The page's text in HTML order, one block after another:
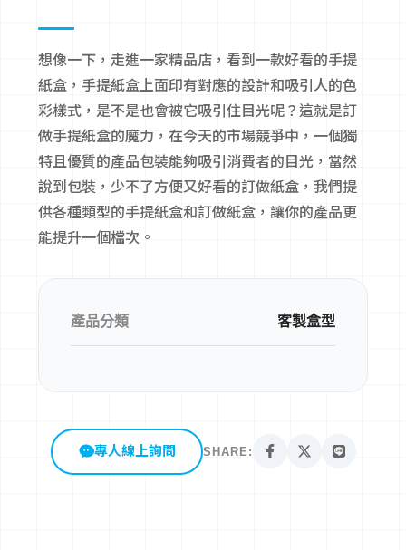
想像一下，走進一家精品店，看到一款好看的手提
紙盒，手提紙盒上面印有對應的設計和吸引人的色
彩樣式，是不是也會被它吸引住目光呢？這就是訂
做手提紙盒的魔力，在今天的市場競爭中，一個獨
特且優質的產品包裝能夠吸引消費者的目光，當然
說到包裝，少不了方便又好看的訂做紙盒，我們提
供各種類型的手提紙盒和訂做紙盒，讓你的產品更
能提升一個檔次。
產品分類 客製盒型
專人線上詢問 SHARE: